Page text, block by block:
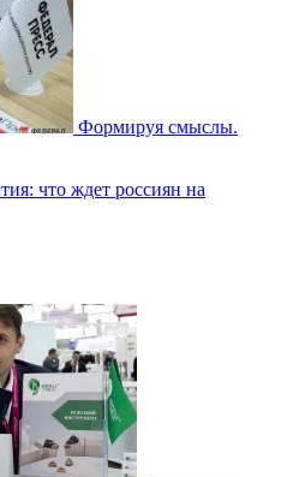
Формируя смыслы.
что ждет россиян на